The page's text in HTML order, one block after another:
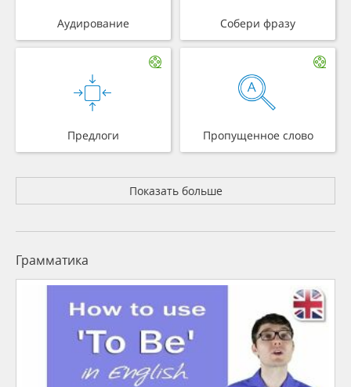
Аудирование Собери фразу
Предлоги Пропущенное слово
Показать больше
Грамматика